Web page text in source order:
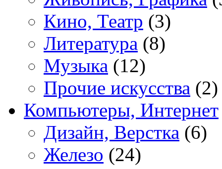
Кино, Театр (3)
Литература (8)
Музыка (12)
Прочие искусства (2)
Компьютеры, Интернет
Дизайн, Верстка (6)
Железо (24)